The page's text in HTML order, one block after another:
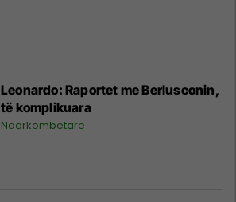
Leonardo: Raportet me Berlusconin,
të komplikuara
Ndërkombëtare